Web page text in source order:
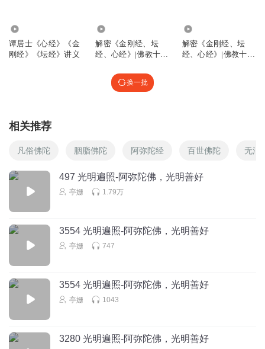
谭居士《心经》《金
刚经》《坛经》讲义
解密《金刚经、坛
经、心经》|佛教十三
解密《金刚经、坛
经、心经》|佛教十三
换一批
相关推荐
凡俗佛陀 胭脂佛陀 阿弥陀经 百世佛陀 无泪
497 光明遍照-阿弥陀佛，光明善好
亭姗 1.79万
3554 光明遍照-阿弥陀佛，光明善好
亭姗 747
3554 光明遍照-阿弥陀佛，光明善好
亭姗 1043
3280 光明遍照-阿弥陀佛，光明善好